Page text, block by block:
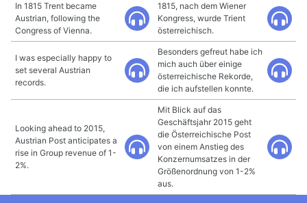
In 1815 Trent became
Austrian, following the
Congress of Vienna.
1815, nach dem Wiener
Kongress, wurde Trient
österreichisch.
I was especially happy to
set several Austrian
records.
Besonders gefreut habe ich
mich auch über einige
österreichische Rekorde,
die ich aufstellen konnte.
Looking ahead to 2015,
Austrian Post anticipates a
rise in Group revenue of 1-
2%.
Mit Blick auf das
Geschäftsjahr 2015 geht
die Österreichische Post
von einem Anstieg des
Konzernumsatzes in der
Größenordnung von 1-2%
aus.